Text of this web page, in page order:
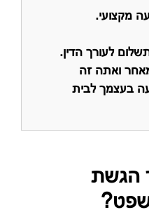
מקצועי.
לעורך הדין.
ואתה זה
בעצמך לבית
הגשת